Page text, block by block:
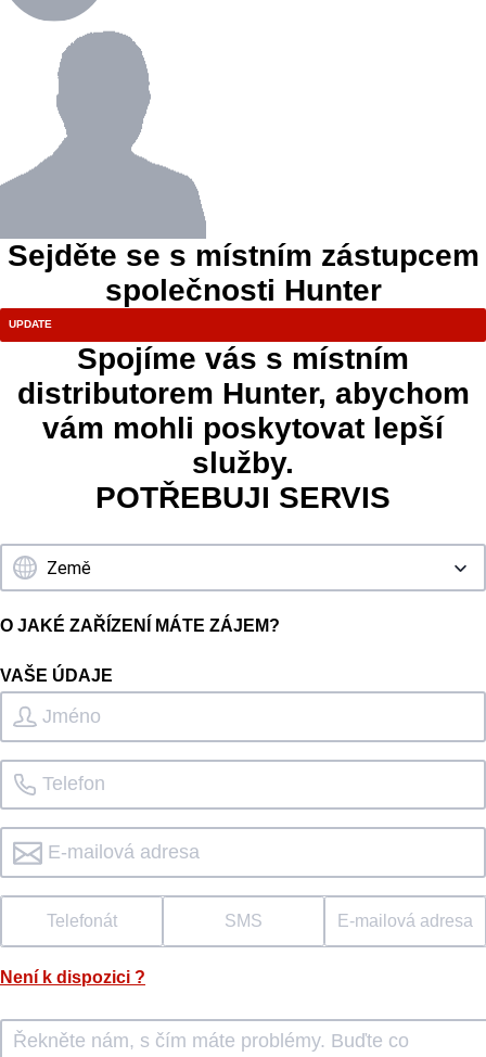
Sejděte se s místním zástupcem
společnosti Hunter
Spojíme vás s místním
distributorem Hunter, abychom
vám mohli poskytovat lepší
služby.
POTŘEBUJI SERVIS
O JAKÉ ZAŘÍZENÍ MÁTE ZÁJEM?
VAŠE ÚDAJE
Telefonát SMS E-mailová adresa
Není k dispozici ?